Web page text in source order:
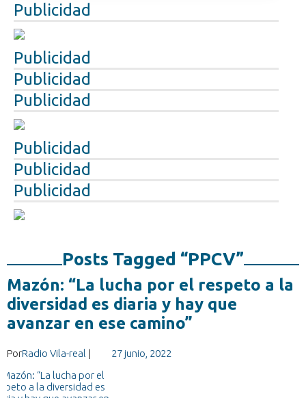
Publicidad
Publicidad
Publicidad
Publicidad
Publicidad
Publicidad
Publicidad
Posts Tagged “PPCV”
Mazón: “La lucha por el respeto a la
diversidad es diaria y hay que
avanzar en ese camino”
PorRadio Vila-real | 27 junio, 2022